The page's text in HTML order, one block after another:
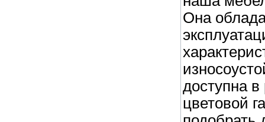
Она
доступна
цветовой